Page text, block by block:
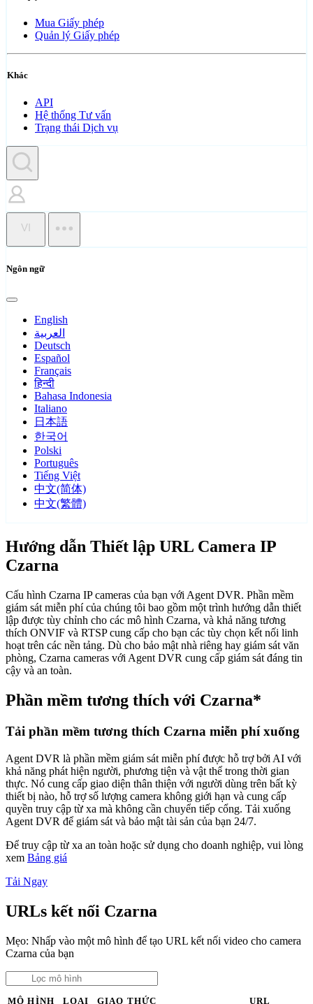
Mua Giấy phép
Quản lý Giấy phép
Khác
API
Hệ thống Tư vấn
Trạng thái Dịch vụ
VI
Ngôn ngữ
English
العربية
Deutsch
Español
Français
हिन्दी
Bahasa Indonesia
Italiano
日本語
한국어
Polski
Português
Tiếng Việt
中文(简体)
中文(繁體)
Hướng dẫn Thiết lập URL Camera IP
Czarna
Cấu hình Czarna IP cameras của bạn với Agent DVR. Phần mềm
giám sát miễn phí của chúng tôi bao gồm một trình hướng dẫn thiết
lập được tùy chỉnh cho các mô hình Czarna, và khả năng tương
thích ONVIF và RTSP cung cấp cho bạn các tùy chọn kết nối linh
hoạt trên các nền tảng. Dù cho bảo mật nhà riêng hay giám sát văn
phòng, Czarna cameras với Agent DVR cung cấp giám sát đáng tin
cậy và an toàn.
Phần mềm tương thích với Czarna*
Tải phần mềm tương thích Czarna miễn phí xuống
Agent DVR là phần mềm giám sát miễn phí được hỗ trợ bởi AI với
khả năng phát hiện người, phương tiện và vật thể trong thời gian
thực. Nó cung cấp giao diện thân thiện với người dùng trên bất kỳ
thiết bị nào, hỗ trợ số lượng camera không giới hạn và cung cấp
quyền truy cập từ xa mà không cần chuyển tiếp cổng. Tải xuống
Agent DVR để giám sát và bảo mật tài sản của bạn 24/7.
Để truy cập từ xa an toàn hoặc sử dụng cho doanh nghiệp, vui lòng
xem Bảng giá
Tải Ngay
URLs kết nối Czarna
Mẹo: Nhấp vào một mô hình để tạo URL kết nối video cho camera
Czarna của bạn
MÔ HÌNH LOẠI GIAO THỨC URL